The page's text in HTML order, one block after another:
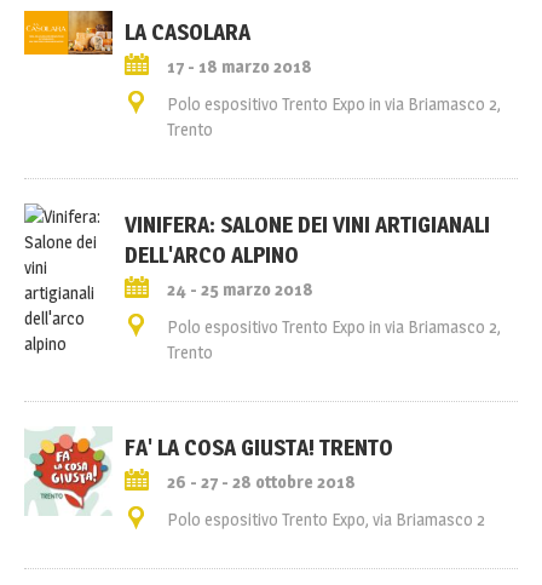
LA CASOLARA
17 - 18 marzo 2018
Polo espositivo Trento Expo in via Briamasco 2,
Trento
VINIFERA: SALONE DEI VINI ARTIGIANALI
DELL'ARCO ALPINO
24 - 25 marzo 2018
Polo espositivo Trento Expo in via Briamasco 2,
Trento
FA' LA COSA GIUSTA! TRENTO
26 - 27 - 28 ottobre 2018
Polo espositivo Trento Expo, via Briamasco 2